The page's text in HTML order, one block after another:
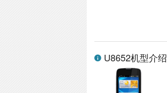
U8652机型介绍